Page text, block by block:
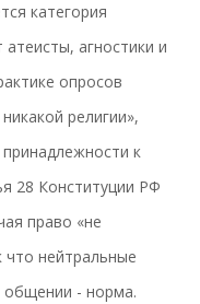
категория
агностики и
опросов
религии»,
к
28 Конституции РФ
право «не
что нейтральные
- норма.